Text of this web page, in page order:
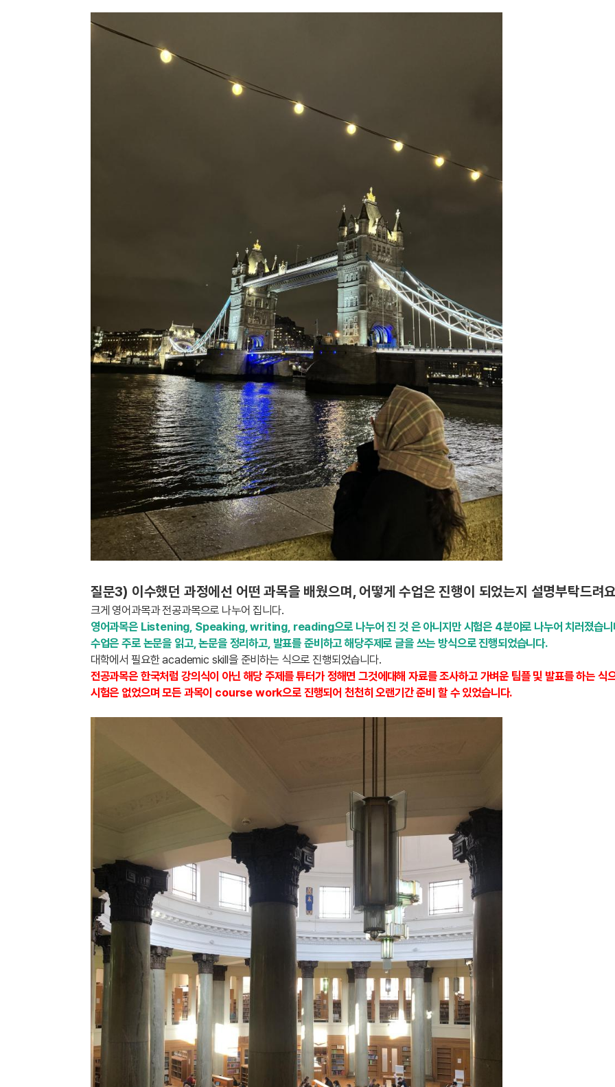
질문3) 이수했던 과정에선 어떤 과목을 배웠으며, 어떻게 수업은 진행이 되었는지 설명부탁드려
크게 영어과목과 전공과목으로 나누어 집니다.
영어과목은 Listening, Speaking, writing, reading으로 나누어 진 것 은 아니지만 시험은 4분야로 나누어 치러졌습니
수업은 주로 논문을 읽고, 논문을 정리하고, 발표를 준비하고 해당주제로 글을 쓰는 방식으로 진행되었습니다.
대학에서 필요한 academic skill을 준비하는 식으로 진행되었습니다.
전공과목은 한국처럼 강의식이 아닌 해당 주제를 튜터가 정해면 그것에대해 자료를 조사하고 가벼운 팀플 및 발표를 하는 식
시험은 없었으며 모든 과목이 course work으로 진행되어 천천히 오랜기간 준비 할 수 있었습니다.